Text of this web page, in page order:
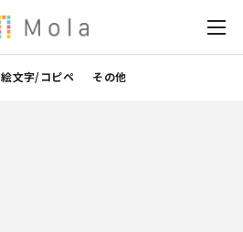
絵文字/コピペ その他